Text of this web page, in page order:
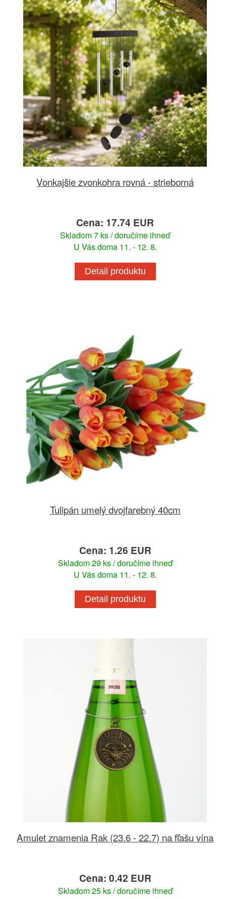
Vonkajšie zvonkohra rovná - strieborná
Cena: 17.74 EUR
Skladom 7 ks / doručíme ihneď
U Vás doma 11. - 12. 8.
Detail produktu
Tulipán umelý dvojfarebný 40cm
Cena: 1.26 EUR
Skladom 29 ks / doručíme ihneď
U Vás doma 11. - 12. 8.
Detail produktu
Amulet znamenia Rak (23.6 - 22.7) na fľašu vína
Cena: 0.42 EUR
Skladom 25 ks / doručíme ihneď